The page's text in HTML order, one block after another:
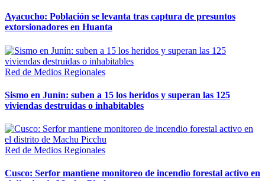
Ayacucho: Población se levanta tras captura de presuntos
extorsionadores en Huanta
Red de Medios Regionales
Sismo en Junín: suben a 15 los heridos y superan las 125
viviendas destruidas o inhabitables
Red de Medios Regionales
Cusco: Serfor mantiene monitoreo de incendio forestal activo en